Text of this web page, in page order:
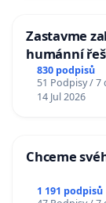
Zastavme
humánní
830 podpisů
51 Podpisy / 7
14 Jul 2026
Chceme
1 191 podpisů